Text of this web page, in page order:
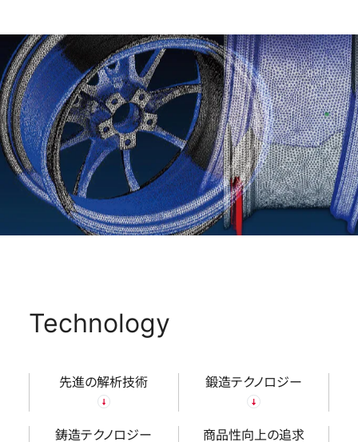
Technology
先進の解析技術 鍛造テクノロジー
鋳造テクノロジー 商品性向上の追求